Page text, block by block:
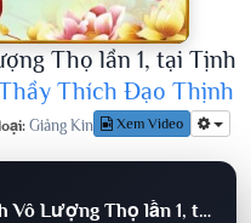
Thọ lần 1, tại Tịnh
Thích Đạo Thịnh
Giảng Kinh Lượt nghe:730
Xem Video
Tập 083, Giảng Kinh Vô Lượng Thọ lần 1, tại Tịnh Thất Chùa Khai Nguyên